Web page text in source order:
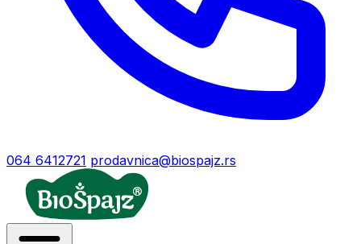
064 6412721 prodavnica@biospajz.rs